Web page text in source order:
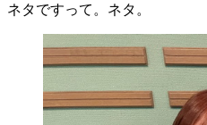
ネタですって。ネタ。